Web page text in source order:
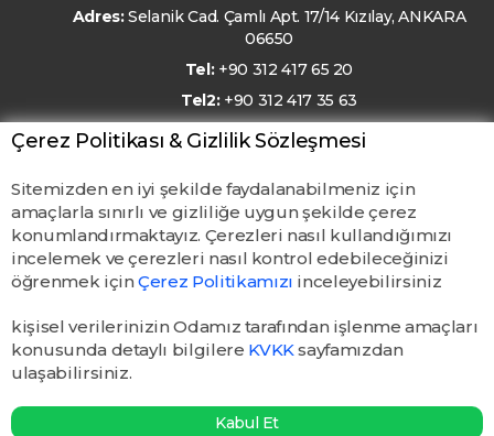
Adres:Selanik Cad. Çamlı Apt. 17/14 Kızılay, ANKARA
06650
Tel: +90 312 417 65 20
Tel2: +90 312 417 35 63
E-Posta: kmo@kmo.org.tr
Çerez Politikası & Gizlilik Sözleşmesi
Sitemizden en iyi şekilde faydalanabilmeniz için
amaçlarla sınırlı ve gizliliğe uygun şekilde çerez
konumlandırmaktayız. Çerezleri nasıl kullandığımızı
incelemek ve çerezleri nasıl kontrol edebileceğinizi
öğrenmek içinÇerez Politikamızı inceleyebilirsiniz
kişisel verilerinizin Odamız tarafından işlenme amaçları
konusunda detaylı bilgilere KVKKsayfamızdan
ulaşabilirsiniz.
Kabul Et